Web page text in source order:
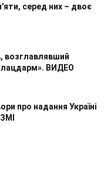
серед них – двоє
возглавлявший
ВИДЕО
про надання Україні